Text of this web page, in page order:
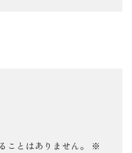
ことはありません。
※